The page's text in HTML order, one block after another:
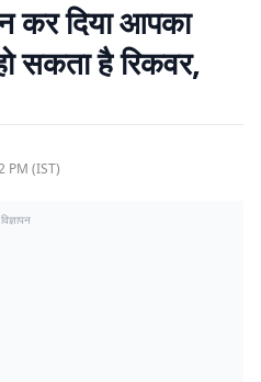
दिया आपका
सकता है रिकवर,
PM (IST)
विज्ञापन